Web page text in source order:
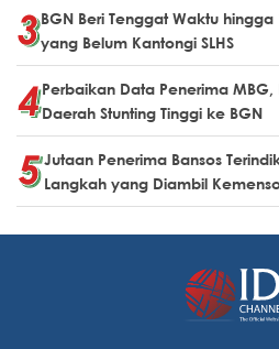
BGN Beri Tenggat Waktu hingga
yang Belum Kantongi SLHS
Perbaikan Data Penerima
Daerah Stunting Tinggi ke BGN
Jutaan Penerima Bansos
Langkah yang Diambil